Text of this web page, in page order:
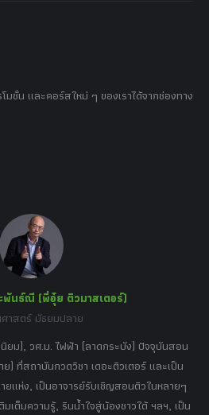
ชั่น และคอร์สใหม่ ๆ ของเราได้จากช่องทาง
พันธ์ณี (พี่อุ๋ย ติวมาสเตอร์)
าสตร์ มัธยมปลาย
ยม), วศ.ม. ไฟฟ้า (ลาดกระบัง) ปัจจุบันสอน
) ที่สถาบันกวดวิชา เดอะติวเตอร์ และเป็น
ยแห่ง, เป็นอาจารย์รับเชิญสอนติวในหลายๆ
มเต็มความรู้, รินน้ำใจสู่น้องชาวใต้ ฯลฯ, เป็น